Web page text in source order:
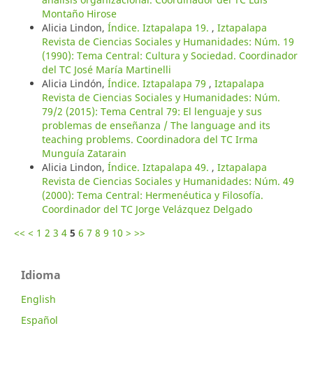
Montaño Hirose
Alicia Lindon, Índice. Iztapalapa 19. , Iztapalapa
Revista de Ciencias Sociales y Humanidades: Núm. 19
(1990): Tema Central: Cultura y Sociedad. Coordinador
del TC José María Martinelli
Alicia Lindón, Índice. Iztapalapa 79 , Iztapalapa
Revista de Ciencias Sociales y Humanidades: Núm.
79/2 (2015): Tema Central 79: El lenguaje y sus
problemas de enseñanza / The language and its
teaching problems. Coordinadora del TC Irma
Munguía Zatarain
Alicia Lindon, Índice. Iztapalapa 49. , Iztapalapa
Revista de Ciencias Sociales y Humanidades: Núm. 49
(2000): Tema Central: Hermenéutica y Filosofía.
Coordinador del TC Jorge Velázquez Delgado
<< < 1 2 3 4 5 6 7 8 9 10 > >>
Idioma
English
Español